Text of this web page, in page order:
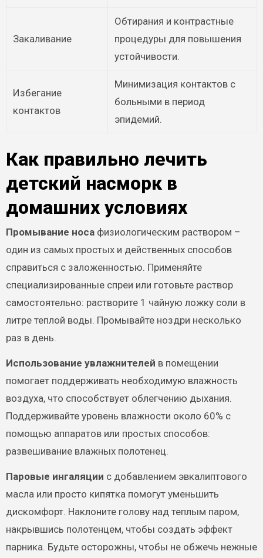
Закаливание
Обтирания и контрастные
процедуры для повышения
устойчивости.
Избегание
контактов
Минимизация контактов с
больными в период
эпидемий.
Как правильно лечить
детский насморк в
домашних условиях
Промывание носафизиологическим раствором –
один из самых простых и действенных способов
справиться с заложенностью. Применяйте
специализированные спреи или готовьте раствор
самостоятельно: растворите 1 чайную ложку соли в
литре теплой воды. Промывайте ноздри несколько
раз в день.
Использование увлажнителей в помещении
помогает поддерживать необходимую влажность
воздуха, что способствует облегчению дыхания.
Поддерживайте уровень влажности около 60% с
помощью аппаратов или простых способов:
развешивание влажных полотенец.
Паровые ингаляции с добавлением эвкалиптового
масла или просто кипятка помогут уменьшить
дискомфорт. Наклоните голову над теплым паром,
накрывшись полотенцем, чтобы создать эффект
парника. Будьте осторожны, чтобы не обжечь нежные